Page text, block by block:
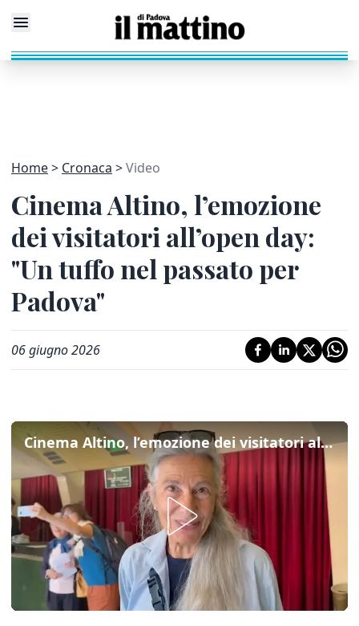
Home Cronaca Video
Cinema Altino, l’emozione
dei visitatori all’open day:
"Un tuffo nel passato per
Padova"
06 giugno 2026
Cinema Altino, l’emozione dei visitatori all’open day: "Un tuffo nel passato per Padova"